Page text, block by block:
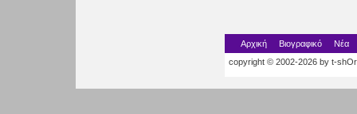
Αρχική Βιογραφικό
Νέα
copyright © 2002-2026 by t-